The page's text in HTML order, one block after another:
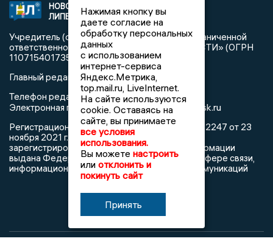
НОВОСТИ
ЛИПЕЦКА
«Новости Липецка»
Учредитель (соучредители): Общество с ограниченной
ответственностью «РЕГИОНАЛЬНЫЕ НОВОСТИ» (ОГРН
1107154017354)
Главный редактор: Герцог Е.Г.
Телефон редакции: +7 903 699 9427
Электронная почта редакции:info@newslipetsk.ru
Регистрационный номер: серия Эл № ФС77-82247 от 23
ноября 2021 г. согласно выписке из реестра
зарегистрированных средств массовой информации
выдана Федеральной службой по надзору в сфере связи,
информационных технологий и массовых коммуникаций
Нажимая кнопку вы
даете согласие на
обработку персональных
данных
с использованием
интернет-сервиса
Яндекс.Метрика,
top.mail.ru, LiveInternet.
На сайте используются
cookie. Оставаясь на
сайте, вы принимаете
все условия
использования.
Вы можете настроить
или отклонить и
покинуть сайт
Принять